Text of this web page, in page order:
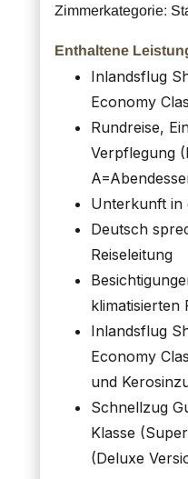
Zimmerkategorie:
Enthaltene
Inlandsflug
Economy
Rundreise,
Verpflegung
Unterkunft in
Deutsch
Reiseleitung
klimatisierten
Inlandsflug
Economy
und
Schnellzug
Klasse
(Deluxe